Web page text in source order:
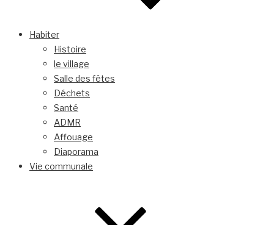
Habiter
Histoire
le village
Salle des fêtes
Déchets
Santé
ADMR
Affouage
Diaporama
Vie communale